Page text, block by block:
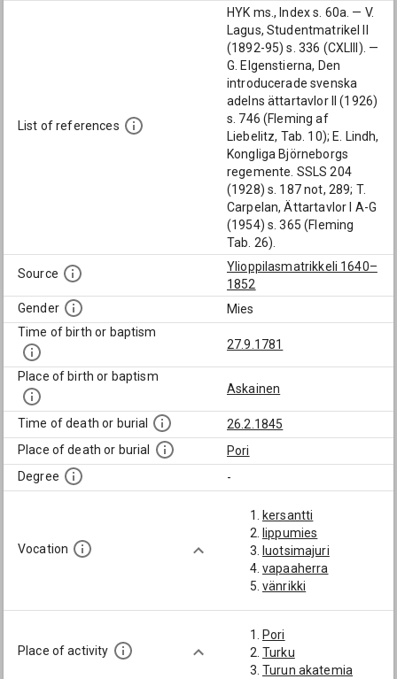
List of references
HYK ms., Index s. 60a. — V.
Lagus, Studentmatrikel II
(1892-95) s. 336 (CXLIII). —
G. Elgenstierna, Den
introducerade svenska
adelns ättartavlor II (1926)
s. 746 (Fleming af
Liebelitz, Tab. 10); E. Lindh,
Kongliga Björneborgs
regemente. SSLS 204
(1928) s. 187 not, 289; T.
Carpelan, Ättartavlor I A-G
(1954) s. 365 (Fleming
Tab. 26).
Source
Ylioppilasmatrikkeli 1640–
1852
Gender
Mies
Time of birth or baptism
27.9.1781
Place of birth or baptism
Askainen
Time of death or burial
26.2.1845
Place of death or burial
Pori
Degree
-
Vocation
kersantti
lippumies
luotsimajuri
vapaaherra
vänrikki
Place of activity
Pori
Turku
Turun akatemia